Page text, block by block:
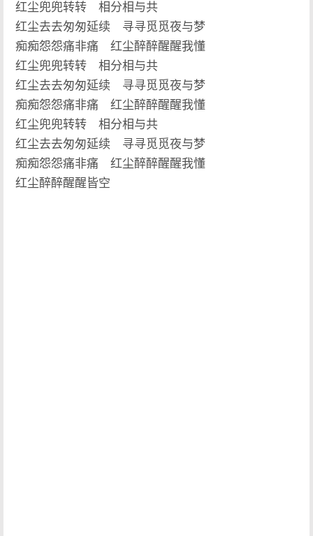
红尘兜兜转转 相分相与共
红尘去去匆匆延续 寻寻觅觅夜与梦
痴痴怨怨痛非痛 红尘醉醉醒醒我懂
红尘兜兜转转 相分相与共
红尘去去匆匆延续 寻寻觅觅夜与梦
痴痴怨怨痛非痛 红尘醉醉醒醒我懂
红尘兜兜转转 相分相与共
红尘去去匆匆延续 寻寻觅觅夜与梦
痴痴怨怨痛非痛 红尘醉醉醒醒我懂
红尘醉醉醒醒皆空